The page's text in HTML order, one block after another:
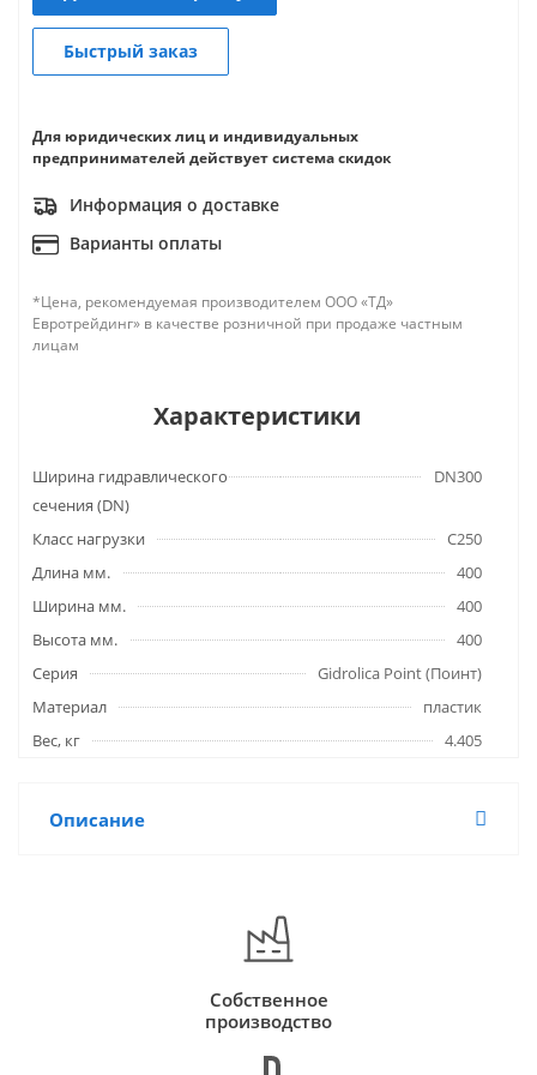
Быстрый заказ
Для юридических лиц и индивидуальных
предпринимателей действует система скидок
Информация о доставке
Варианты оплаты
*Цена, рекомендуемая производителем ООО «ТД»
Евротрейдинг» в качестве розничной при продаже частным
лицам
Характеристики
Ширина гидравлического
сечения (DN)
DN300
Класс нагрузки
C250
Длина мм.
400
Ширина мм.
400
Высота мм.
400
Серия
Gidrolica Point (Поинт)
Материал
пластик
Вес, кг
4.405
Описание
Собственное
производство